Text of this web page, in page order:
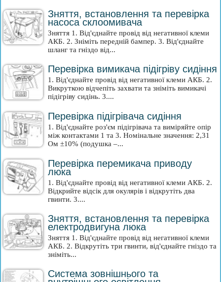
Зняття, встановлення та перевірка
насоса склоомивача
Зняття 1. Від'єднайте провід від негативної клеми
АКБ. 2. Зніміть передній бампер. 3. Від'єднайте
шланг та гніздо від...
Перевірка вимикача підігріву сидіння
1. Від'єднайте провід від негативної клеми АКБ. 2.
Викруткою відчепіть захвати та зніміть вимикачі
підігріву сидінь. 3....
Перевірка підігрівача сидіння
1. Від'єднайте роз'єм підігрівача та виміряйте опір
між контактами 1 та 3. Номінальне значення: 2,31
Ом ±10% (подушка –...
Перевірка перемикача приводу
люка
1. Від'єднайте провід від негативної клеми АКБ. 2.
Відкрийте відсік для окулярів і відкрутіть два
гвинти. 3....
Зняття, встановлення та перевірка
електродвигуна люка
Зняття 1. Від'єднайте провід від негативної клеми
АКБ. 2. Відкрутіть три гвинти, від'єднайте гніздо та
зніміть...
Система зовнішнього та